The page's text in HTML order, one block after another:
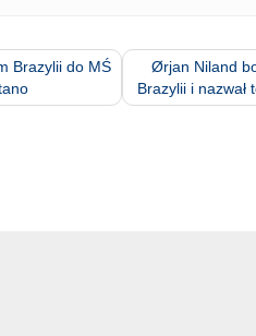
Brazylii do MŚ
Ørjan Niland
Brazylii i